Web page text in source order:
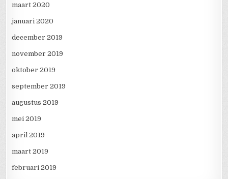
maart 2020
januari 2020
december 2019
november 2019
oktober 2019
september 2019
augustus 2019
mei 2019
april 2019
maart 2019
februari 2019